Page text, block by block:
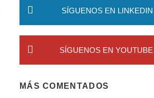
SÍGUENOS EN LINKEDIN
SÍGUENOS EN YOUTUBE
MÁS COMENTADOS